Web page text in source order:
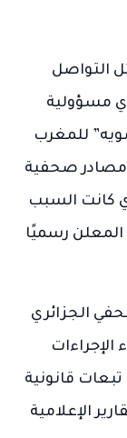
التواصل
مسؤولية
للمغرب
مصادر صحفية
كانت السبب
المعلن رسميًا
الجزائري
تبعات قانونية
الإعلامية